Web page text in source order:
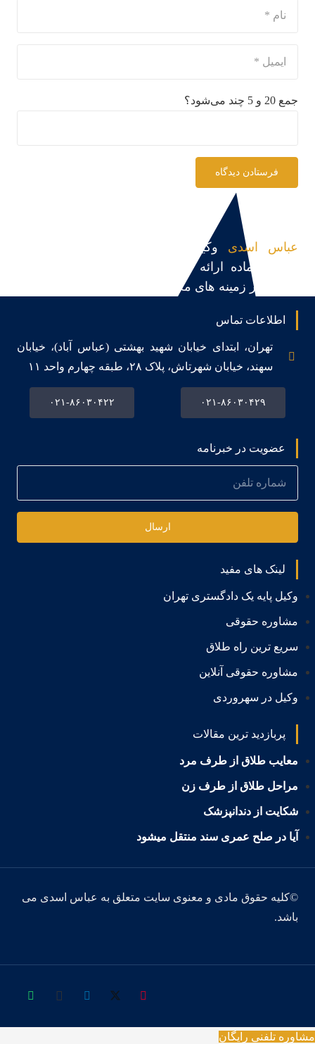
جمع 20 و 5 چند می‌شود؟
فرستادن دیدگاه
عباس اسدی وکیل پایه یک دادگستری و مشاور
حقوقی،آماده ارائه مشاوره حقوقی، قبول و پیگیری
پرونده در زمینه های مختلف می باشد.
اطلاعات تماس
تهران، ابتدای خیابان شهید بهشتی (عباس آباد)، خیابان
سهند، خیابان شهرتاش، پلاک ۲۸، طبقه چهارم واحد ۱۱
۰۲۱-۸۶۰۳۰۴۲۹ ۰۲۱-۸۶۰۳۰۴۲۲
عضویت در خبرنامه
ارسال
لینک های مفید
وکیل پایه یک دادگستری تهران
مشاوره حقوقی
سریع ترین راه طلاق
مشاوره حقوقی آنلاین
وکیل در سهروردی
پربازدید ترین مقالات
معایب طلاق از طرف مرد
مراحل طلاق از طرف زن
شکایت از دندانپزشک
آیا در صلح عمری سند منتقل میشود
©کلیه حقوق مادی و معنوی سایت متعلق به عباس اسدی می
باشد.
مشاوره تلفنی رایگان